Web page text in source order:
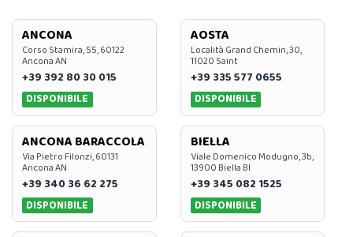
ANCONA
Corso Stamira, 55, 60122
Ancona AN
+39 392 80 30 015
DISPONIBILE
AOSTA
Località Grand Chemin, 30,
11020 Saint
+39 335 577 0655
DISPONIBILE
ANCONA BARACCOLA
Via Pietro Filonzi, 60131
Ancona AN
+39 340 36 62 275
DISPONIBILE
BIELLA
Viale Domenico Modugno, 3b,
13900 Biella BI
+39 345 082 1525
DISPONIBILE